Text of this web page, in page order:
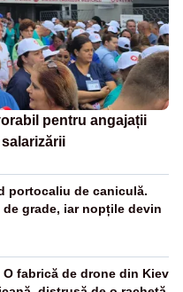
pentru angajații
portocaliu de caniculă.
de grade, iar nopțile devin
fabrică de drone din Kiev